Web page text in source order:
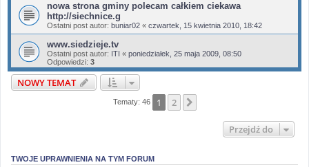
nowa strona gminy polecam całkiem ciekawa
http://siechnice.g
Ostatni post autor: buniar02 « czwartek, 15 kwietnia 2010, 18:42
www.siedzieje.tv
Ostatni post autor: ITI « poniedziałek, 25 maja 2009, 08:50
Odpowiedzi: 3
NOWY TEMAT
Tematy: 46 1 2
Przejdź do
TWOJE UPRAWNIENIA NA TYM FORUM